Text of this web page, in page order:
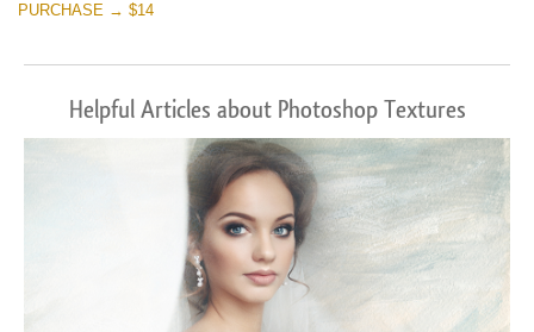
PURCHASE → $14
Helpful Articles about Photoshop Textures